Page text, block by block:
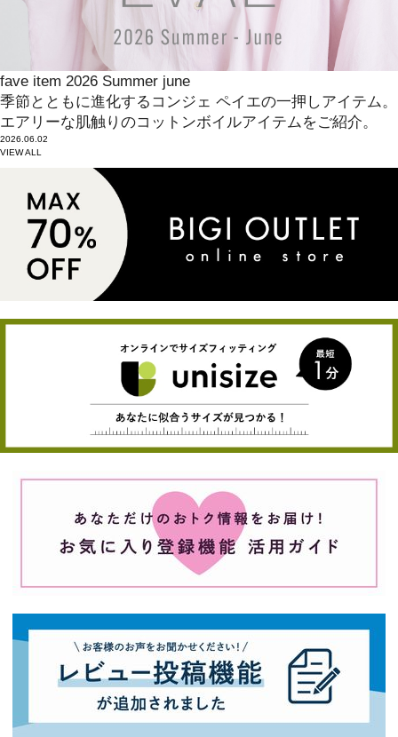
fave item 2026 Summer june
季節とともに進化するコンジェ ペイエの一押しアイテム。
エアリーな肌触りのコットンボイルアイテムをご紹介。
2026.06.02
VIEW ALL